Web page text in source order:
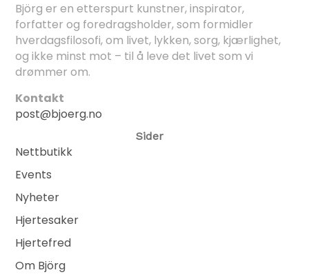
Björg er en etterspurt kunstner, inspirator,
forfatter og foredragsholder, som formidler
hverdagsfilosofi, om livet, lykken, sorg, kjærlighet,
og ikke minst mot – til å leve det livet som vi
drømmer om.
Kontakt
post@bjoerg.no
Sider
Nettbutikk
Events
Nyheter
Hjertesaker
Hjertefred
Om Björg